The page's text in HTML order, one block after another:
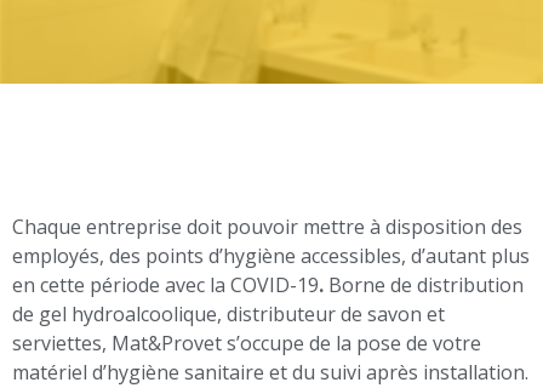
Chaque entreprise doit pouvoir mettre à disposition des
employés, des points d’hygiène accessibles, d’autant plus
en cette période avec la COVID-19. Borne de distribution
de gel hydroalcoolique, distributeur de savon et
serviettes, Mat&Provet s’occupe de la pose de votre
matériel d’hygiène sanitaire et du suivi après installation.